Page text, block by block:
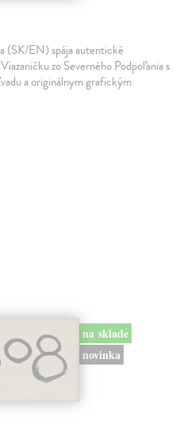
(SK/EN) spája autentické
zo Severného Podpoľania s
a originálnym grafickým
na sklade
novinka